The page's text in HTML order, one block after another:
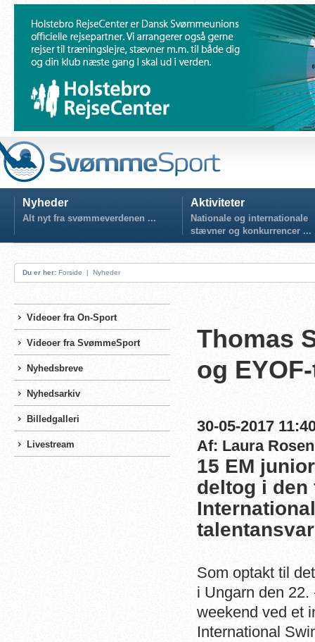
Nyheder
Alt nyt fra svømmeverdenen ...
Aktiviteter
Nationale og internationale
stævner og konkurrencer ...
Du er her: Forside | Nyheder
Videoer fra On-Sport
Videoer fra SvømmeSport
Nyhedsbreve
Nyhedsarkiv
Billedgalleri
Livestream
Thomas
og
30-05-2017
Af: Laura
15 EM
deltog i den
Som optakt til
i Ungarn den
weekend ved et
International